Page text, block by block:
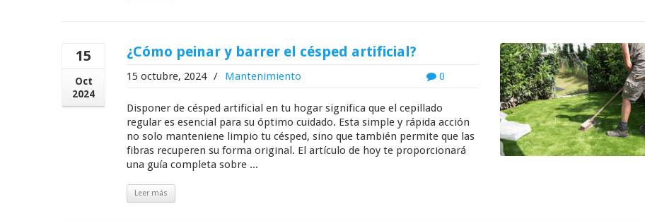
15
Oct
2024
¿Cómo peinar y barrer el césped artificial?
0
15 octubre, 2024 / Mantenimiento
Disponer de césped artificial en tu hogar significa que el cepillado
regular es esencial para su óptimo cuidado. Esta simple y rápida acción
no solo manteniene limpio tu césped, sino que también permite que las
fibras recuperen su forma original. El artículo de hoy te proporcionará
una guía completa sobre ...
Leer más